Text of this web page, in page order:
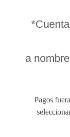
a
Pagos